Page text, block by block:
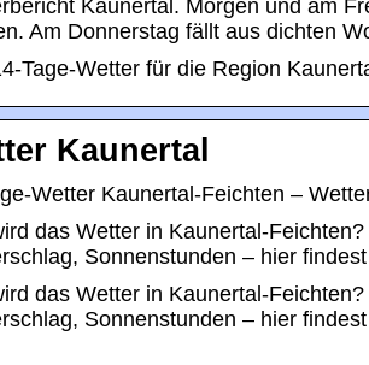
Kaunertal. Morgen und am
Am Donnerstag fällt aus dichten
Tage-Wetter für die Region
Kaunertal
Wetter Kaunertal-Feichten –
das Wetter in Kaunertal-
Sonnenstunden – hier
das Wetter in Kaunertal-
Sonnenstunden – hier